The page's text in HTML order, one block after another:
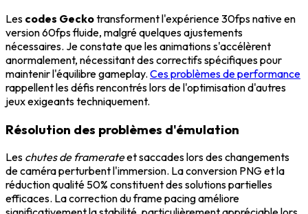
Les codes Geckotransforment l'expérience 30fps native en
version 60fps fluide, malgré quelques ajustements
nécessaires. Je constate que les animations s'accélèrent
anormalement, nécessitant des correctifs spécifiques pour
maintenir l'équilibre gameplay. Ces problèmes de performance
rappellent les défis rencontrés lors de l'optimisation d'autres
jeux exigeants techniquement.
Résolution des problèmes d'émulation
Les chutes de framerateet saccades lors des changements
de caméra perturbent l'immersion. La conversion PNG et la
réduction qualité 50% constituent des solutions partielles
efficaces. La correction du frame pacing améliore